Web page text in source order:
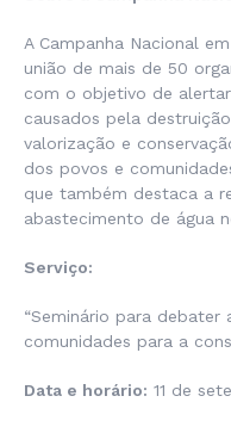
A Campanha Nacional
união de mais de 50
com o objetivo de
causados pela
valorização e
dos povos e
que também destaca a
abastecimento de água
Serviço:
“Seminário para
comunidades para a
Data e horário: 11 de